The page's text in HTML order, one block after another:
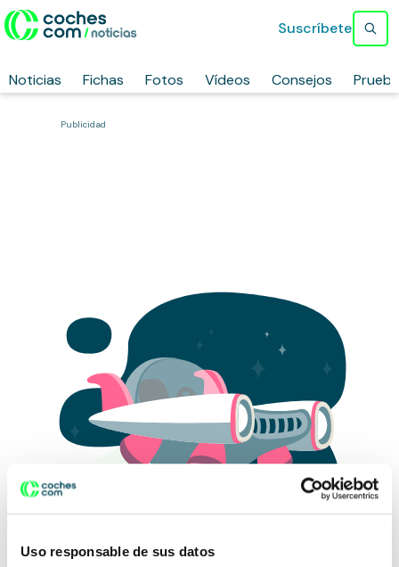
Uso responsable de sus datos
Noticias Fichas Fotos Vídeos Consejos
Suscríbete
Publicidad